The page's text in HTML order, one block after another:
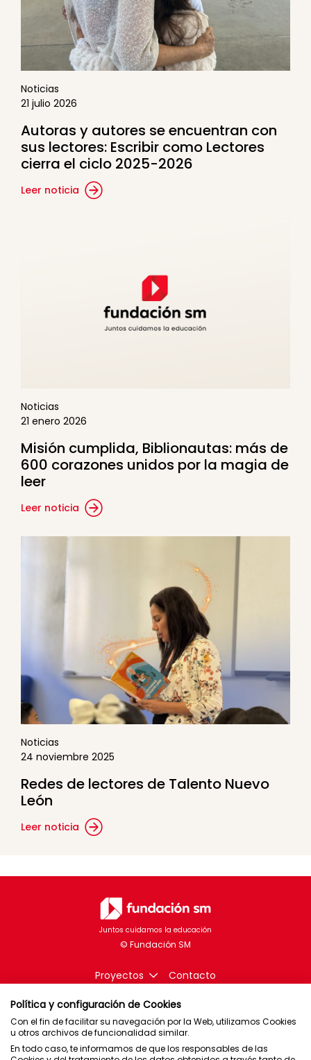
Noticias
21 julio 2026
Autoras y autores se encuentran con
sus lectores: Escribir como Lectores
cierra el ciclo 2025-2026
Leer noticia
Noticias
21 enero 2026
Misión cumplida, Biblionautas: más de
600 corazones unidos por la magia de
leer
Leer noticia
Noticias
24 noviembre 2025
Redes de lectores de Talento Nuevo
León
Leer noticia
Juntos cuidamos la educación
Proyectos Contacto
Brasil
Política y configuración de Cookies
Con el fin de facilitar su navegación por la Web, utilizamos Cookies
u otros archivos de funcionalidad similar.
En todo caso, te informamos de que los responsables de las